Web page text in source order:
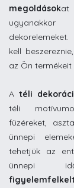
megoldások
kell
az Ön termékeit
A téli
téli
füzéreket,
ünnepi
tehetjük az
ünnepi